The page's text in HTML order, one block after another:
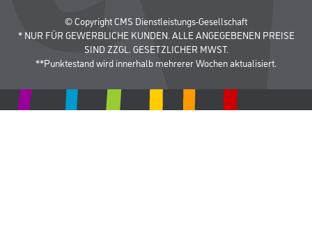
© Copyright CMS Dienstleistungs-Gesellschaft
* NUR FÜR GEWERBLICHE KUNDEN. ALLE ANGEGEBENEN PREISE
SIND ZZGL. GESETZLICHER MWST.
**Punktestand wird innerhalb mehrerer Wochen aktualisiert.